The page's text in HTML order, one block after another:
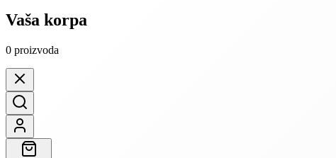
Vaša korpa
0 proizvoda